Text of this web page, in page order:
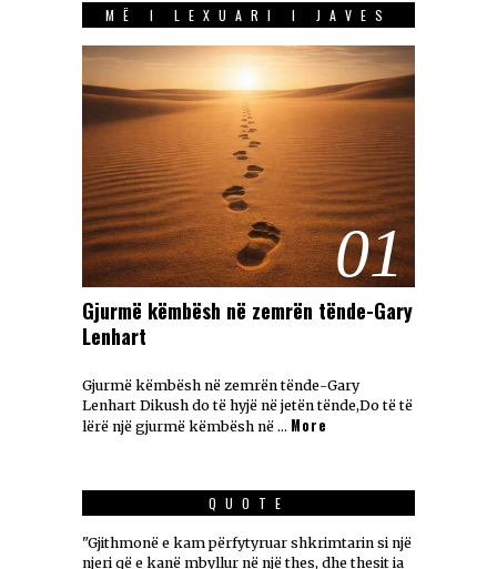
MË I LEXUARI I JAVES
01
Gjurmë këmbësh në zemrën tënde-Gary
Lenhart
Gjurmë këmbësh në zemrën tënde-Gary
Lenhart Dikush do të hyjë në jetën tënde,Do të të
lërë një gjurmë këmbësh në … More
QUOTE
"Gjithmonë e kam përfytyruar shkrimtarin si një
njeri që e kanë mbyllur në një thes, dhe thesit ia